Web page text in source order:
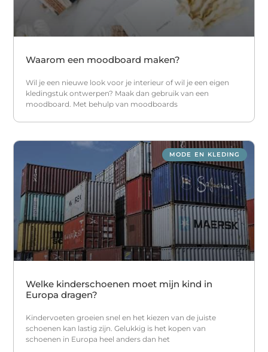
Waarom een moodboard maken?
Wil je een nieuwe look voor je interieur of wil je een eigen
kledingstuk ontwerpen? Maak dan gebruik van een
moodboard. Met behulp van moodboards
MODE EN KLEDING
Welke kinderschoenen moet mijn kind in
Europa dragen?
Kindervoeten groeien snel en het kiezen van de juiste
schoenen kan lastig zijn. Gelukkig is het kopen van
schoenen in Europa heel anders dan het